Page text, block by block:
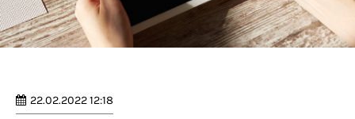
Anmelden
22.02.2022 12:18